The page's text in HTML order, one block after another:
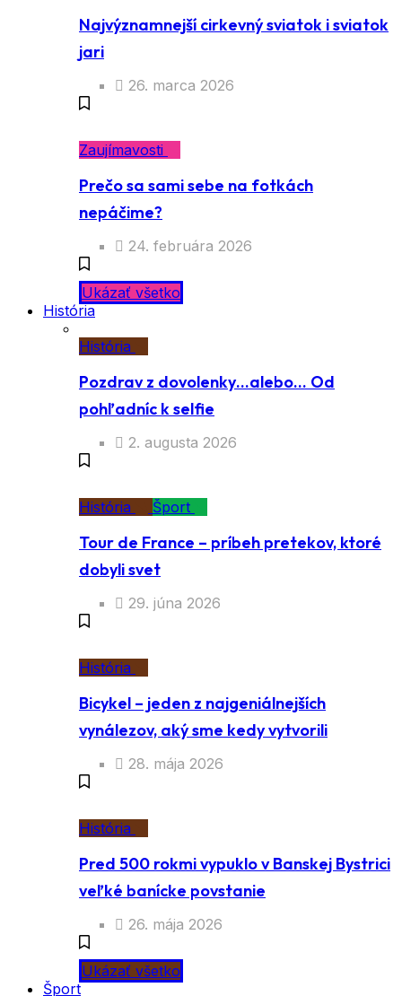
Najvýznamnejší cirkevný sviatok i sviatok
jari
26. marca 2026
Zaujímavosti
Prečo sa sami sebe na fotkách
nepáčime?
24. februára 2026
Ukázať všetko
História
História
Pozdrav z dovolenky…alebo… Od
pohľadníc k selfie
2. augusta 2026
História Šport
Tour de France – príbeh pretekov, ktoré
dobyli svet
29. júna 2026
História
Bicykel – jeden z najgeniálnejších
vynálezov, aký sme kedy vytvorili
28. mája 2026
História
Pred 500 rokmi vypuklo v Banskej Bystrici
veľké banícke povstanie
26. mája 2026
Ukázať všetko
Šport